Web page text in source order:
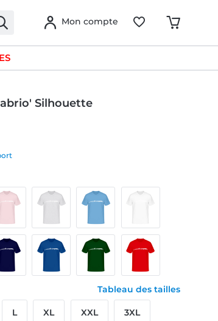
Mon compte
Silhouette
Tableau des tailles
L XL XXL 3XL